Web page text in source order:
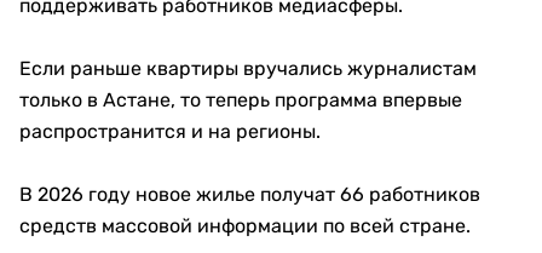
поддерживать работников медиасферы.
Если раньше квартиры вручались журналистам
только в Астане, то теперь программа впервые
распространится и на регионы.
В 2026 году новое жилье получат 66 работников
средств массовой информации по всей стране.